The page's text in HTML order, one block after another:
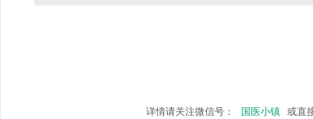
详情请关注微信号： 国医小镇 或直